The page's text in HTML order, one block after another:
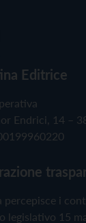
Editrice
Endrici, 14 –
percepisce i
legislativo 15